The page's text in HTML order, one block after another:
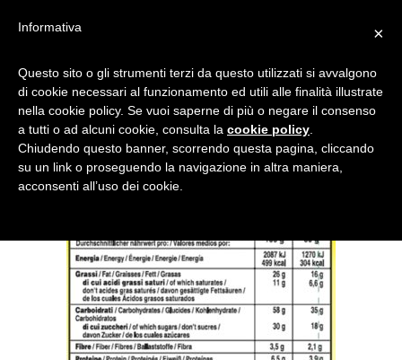
VAL-NUTRIZIONALI-3
×
Informativa
Questo sito o gli strumenti terzi da questo utilizzati si avvalgono
di cookie necessari al funzionamento ed utili alle finalità illustrate
nella cookie policy. Se vuoi saperne di più o negare il consenso
a tutti o ad alcuni cookie, consulta la cookie policy
Chiudendo questo banner, scorrendo questa pagina, cliccando
su un link o proseguendo la navigazione in altra maniera,
acconsenti all’uso dei cookie.